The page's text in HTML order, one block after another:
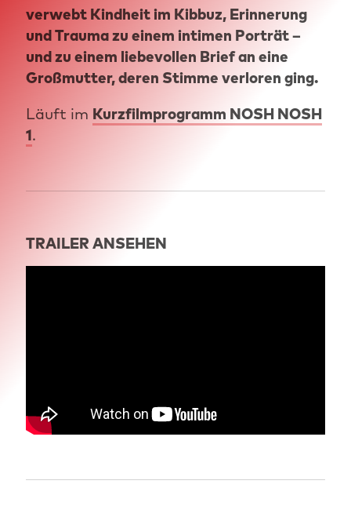
verwebt Kindheit im Kibbuz, Erinnerung
und Trauma zu einem intimen Porträt –
und zu einem liebevollen Brief an eine
Großmutter, deren Stimme verloren ging.
Läuft im Kurzfilmprogramm NOSH NOSH
1.
TRAILER ANSEHEN